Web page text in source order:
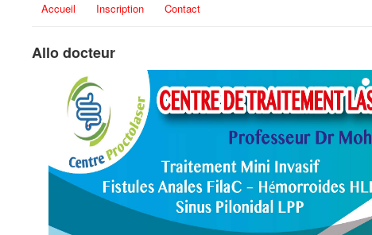
Accueil Inscription Contact
Allo docteur